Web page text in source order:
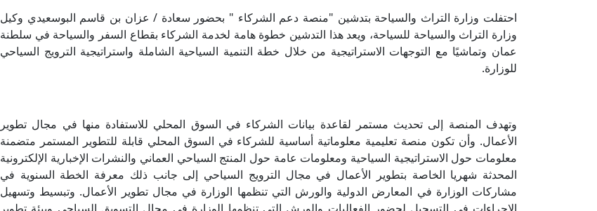
احتفلت وزارة التراث والسياحة بتدشين "منصة دعم الشركاء " بحضور سعادة / عزان بن قاسم البوسعيدي وكيل
وزارة التراث والسياحة للسياحة، ويعد هذا التدشين خطوة هامة لخدمة الشركاء بقطاع السفر والسياحة في سلطنة
عمان وتماشيًا مع التوجهات الاستراتيجية من خلال خطة التنمية السياحية الشاملة واستراتيجية الترويج السياحي
للوزارة.
وتهدف المنصة إلى تحديث مستمر لقاعدة بيانات الشركاء في السوق المحلي للاستفادة منها في مجال تطوير
الأعمال. وأن تكون منصة تعليمية معلوماتية أساسية للشركاء في السوق المحلي قابلة للتطوير المستمر متضمنة
معلومات حول الاستراتيجية السياحية ومعلومات عامة حول المنتج السياحي العماني والنشرات الإخبارية الإلكترونية
المحدثة شهريا الخاصة بتطوير الأعمال في مجال الترويج السياحي إلى جانب ذلك معرفة الخطة السنوية في
مشاركات الوزارة في المعارض الدولية والورش التي تنظمها الوزارة في مجال تطوير الأعمال. وتبسيط وتسهيل